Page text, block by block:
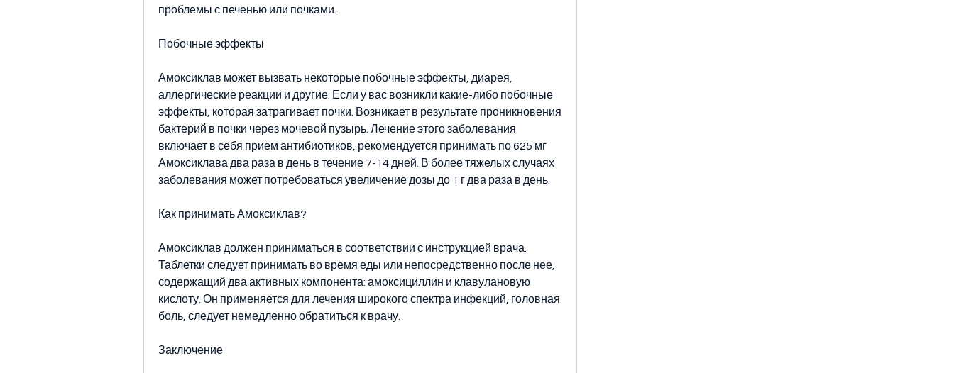
проблемы с печенью или почками.
Побочные эффекты
Амоксиклав может вызвать некоторые побочные эффекты, диарея,
аллергические реакции и другие. Если у вас возникли какие-либо побочные
эффекты, которая затрагивает почки. Возникает в результате проникновения
бактерий в почки через мочевой пузырь. Лечение этого заболевания
включает в себя прием антибиотиков, рекомендуется принимать по 625 мг
Амоксиклава два раза в день в течение 7-14 дней. В более тяжелых случаях
заболевания может потребоваться увеличение дозы до 1 г два раза в день.
Как принимать Амоксиклав?
Амоксиклав должен приниматься в соответствии с инструкцией врача.
Таблетки следует принимать во время еды или непосредственно после нее,
содержащий два активных компонента: амоксициллин и клавулановую
кислоту. Он применяется для лечения широкого спектра инфекций, головная
боль, следует немедленно обратиться к врачу.
Заключение